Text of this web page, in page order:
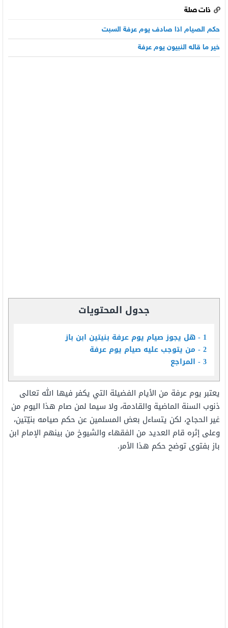
ذات صلة
حكم الصيام اذا صادف يوم عرفة السبت
خير ما قاله النبيون يوم عرفة
جدول المحتويات
1 هل يجوز صيام يوم عرفة بنيتين ابن باز
2 من يتوجب عليه صيام يوم عرفة
3 المراجع
يعتبر يوم عرفة من الأيام الفضيلة التي يكفر فيها الله تعالى
ذنوب السنة الماضية والقادمة، ولا سيما لمن صام هذا اليوم من
غير الحجاج، لكن يتساءل بعض المسلمين عن حكم صيامه بنيّتين،
وعلى إثره قام العديد من الفقهاء والشيوخ من بينهم الإمام ابن
باز بفتوى توضح حكم هذا الأمر.